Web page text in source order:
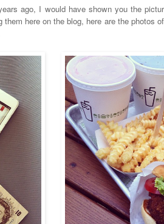
ago, I would have shown you the
here on the blog, here are the photos